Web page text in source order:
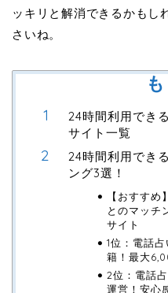
ッキリと解消できるかもし
さいね。
24時間利用でき
サイト一覧
24時間利用でき
ング3選！
【おすす
とのマッチ
サイト
1位：電話
籍！最大
2位：電話
運営！安心